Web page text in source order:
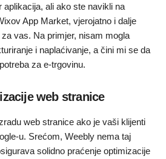
aplikacija, ali ako ste navikli na
App Market, vjerojatno i dalje
vas. Na primjer, nisam mogla
i naplaćivanje, a čini mi se da
za e-trgovinu.
web stranice
web stranice ako je vaši klijenti
u. Srećom, Weebly nema taj
solidno praćenje optimizacije